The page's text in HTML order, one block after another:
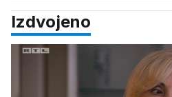
Izdvojeno